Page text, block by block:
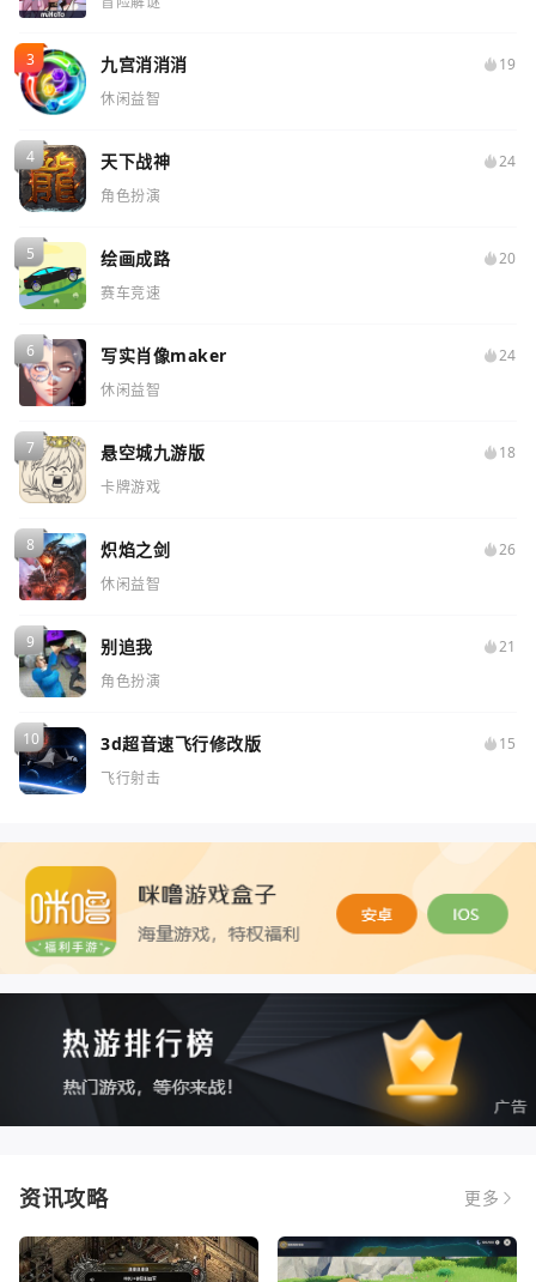
九宫消消消
19
休闲益智
天下战神
24
角色扮演
绘画成路
20
赛车竞速
写实肖像maker
24
休闲益智
悬空城九游版
18
卡牌游戏
炽焰之剑
26
休闲益智
别追我
21
角色扮演
3d超音速飞行修改版
15
飞行射击
资讯攻略 更多